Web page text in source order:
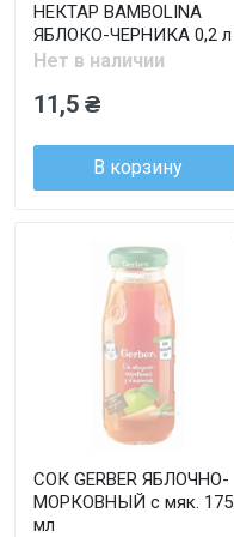
НЕКТАР BAMBOLINA
ЯБЛОКО-ЧЕРНИКА 0,2 л
Нет в наличии
11,5 ₴
В корзину
СОК GERBER ЯБЛОЧНО-
МОРКОВНЫЙ с мяк. 175
мл